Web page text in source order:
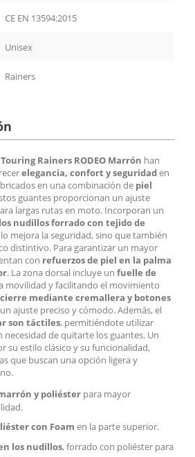
CE EN 13594:2015
Unisex
Rainers
Rainers RODEO Marrón han
elegancia, confort y seguridaden
en una combinación de piel
guantes proporcionan un ajuste
largas rutas en moto. Incorporan un
nudillos forrado con tejido de
mejora la seguridad, sino que también
distintivo. Para garantizar un mayor
con refuerzos de piel en la palma
. La zona dorsal incluye un fuelle de
movilidad y facilitando el movimiento
cierre mediante cremallera y botones
ajuste preciso y cómodo. Además, el
son táctiles, permitiéndote utilizar
de quitarte los guantes. Un
su estilo clásico y su funcionalidad,
que buscan una opción ligera y
y poliéster para mayor
con Foam en la parte superior.
los nudillos, forrado con poliéster para